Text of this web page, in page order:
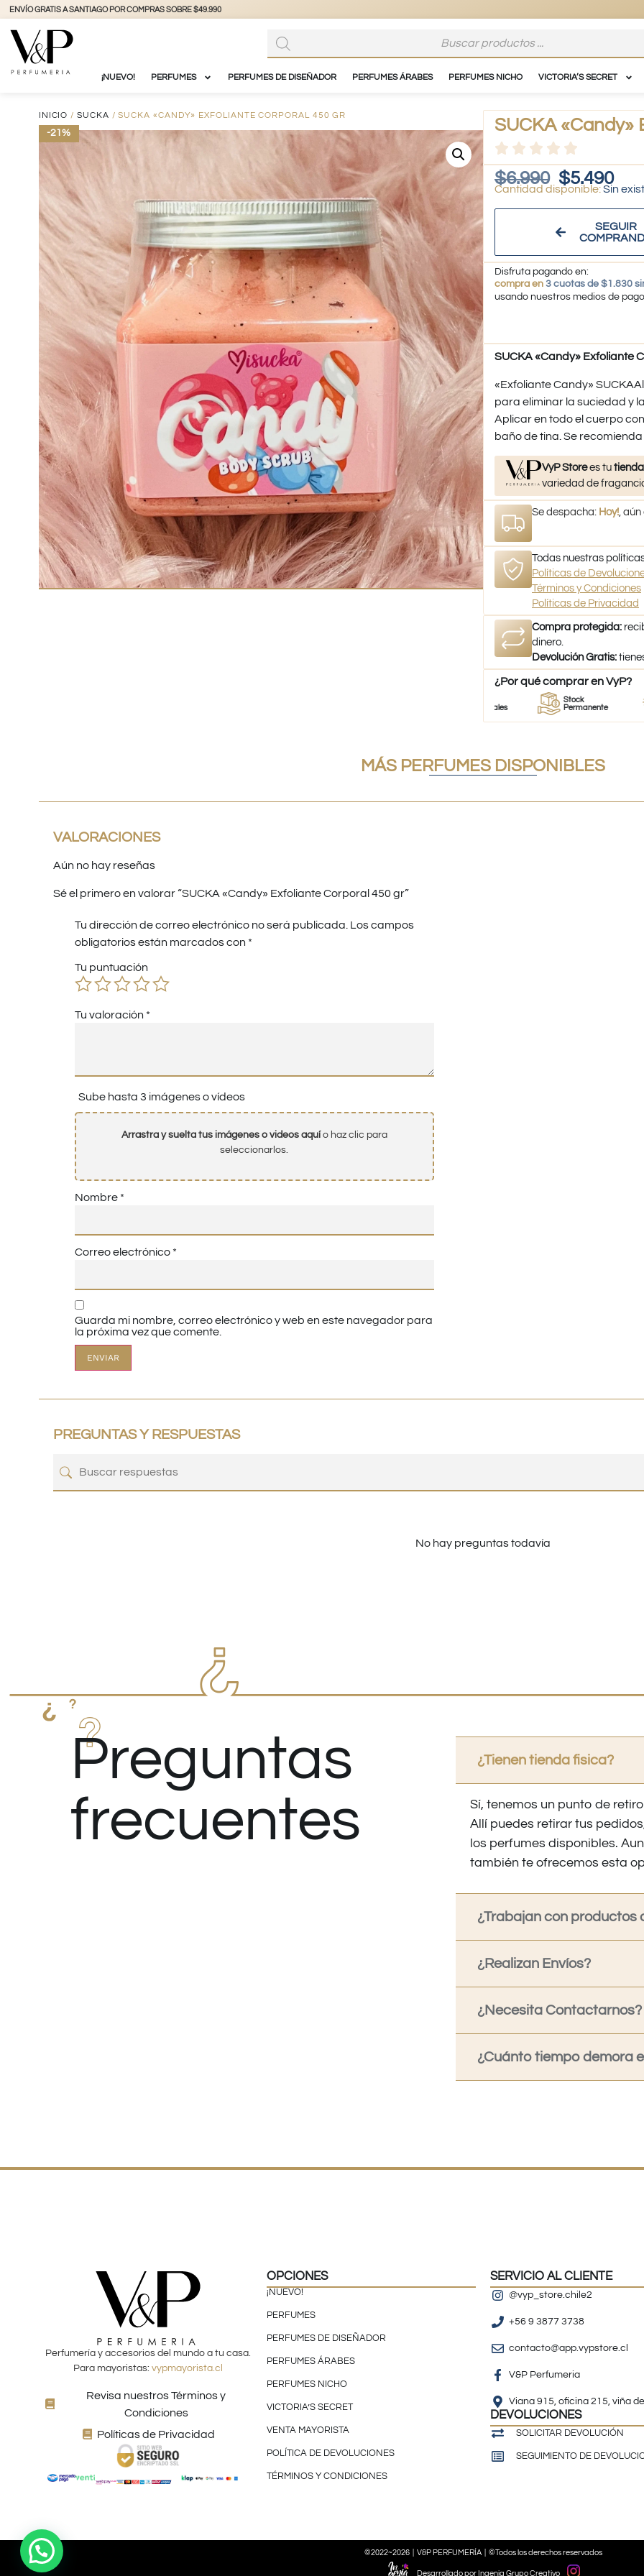
+56 9 3877 3738 @vyp_store.chile
¡NUEVO! PERFUMES PERFUMES DE DISEÑADOR PERFUMES ÁRABES PERFUMES NICHO VICTORIA’S SECRET
INICIO /SUCKA / SUCKA «CANDY» EXFOLIANTE CORPORAL 450 GR
-21% SUCKA «Candy»
$6.990 $5.490
Sin
SEGUIR
Disfruta pagando en:
compra en 3 cuotas de $1.830
usando nuestros medios de pago
SUCKA «Candy» Exfoliante
«Exfoliante Candy»
para eliminar la suciedad y
Aplicar en todo el cuerpo
baño de tina. Se
VyP Storees tu
variedad de
Se despacha: Hoy! ,
Todas nuestras
Políticas de
Términos y Condiciones
Políticas de Privacidad
Compra protegida:
dinero.
Devolución Gratis:
¿Por qué comprar en VyP?
Stock
Permanente
MÁS PERFUMES DISPONIBLES
VALORACIONES
Aún no hay reseñas
Sé el primero en valorar “SUCKA «Candy» Exfoliante Corporal 450 gr”
Tu dirección de correo electrónico no será publicada. Los campos
obligatorios están marcados con *
Tu puntuación
Tu valoración *
Sube hasta 3 imágenes o vídeos
Arrastra y suelta tus imágenes o videos aquío haz clic para
seleccionarlos.
Nombre *
Correo electrónico *
Guarda mi nombre, correo electrónico y web en este navegador para
la próxima vez que comente.
PREGUNTAS Y RESPUESTAS
No hay preguntas todavía
Preguntas
frecuentes
¿Tienen tienda fisica?
Sí, tenemos un punto de
Allí puedes retirar tus
los perfumes disponibles.
también te ofrecemos esta
¿Trabajan con productos
¿Realizan Envíos?
¿Necesita Contactarnos?
¿Cuánto tiempo demora
Perfumería y accesorios del mundo a tu casa.
Para mayoristas: vypmayorista.cl
Revisa nuestros Términos y
Condiciones
Políticas de Privacidad
OPCIONES
¡NUEVO!
PERFUMES
PERFUMES DE DISEÑADOR
PERFUMES ÁRABES
PERFUMES NICHO
VICTORIA’S SECRET
VENTA MAYORISTA
POLÍTICA DE DEVOLUCIONES
TÉRMINOS Y CONDICIONES
SERVICIO AL CLIENTE
@vyp_store.chile2
+56 9 3877 3738
contacto@app.vypstore.cl
V&P Perfumeria
Viana 915, oficina 215, viña
DEVOLUCIONES
SOLICITAR DEVOLUCIÓN
SEGUIMIENTO DE
©2022~2026 | V&P PERFUMERÍA | ©Todos los derechos reservados
Desarrollado por Ingenia Grupo Creativo